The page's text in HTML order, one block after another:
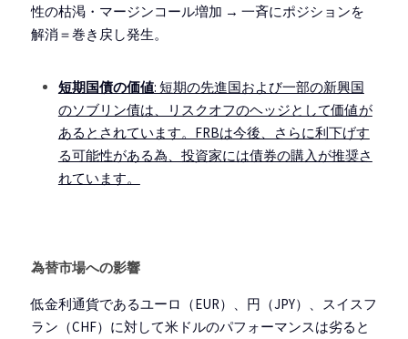
性の枯渇・マージンコール増加 → 一斉にポジションを
解消＝巻き戻し発生。
短期国債の価値: 短期の先進国および一部の新興国
のソブリン債は、リスクオフのヘッジとして価値が
あるとされています。FRBは今後、さらに利下げす
る可能性がある為、投資家には債券の購入が推奨さ
れています。
為替市場への影響
低金利通貨であるユーロ（EUR）、円（JPY）、スイスフ
ラン（CHF）に対して米ドルのパフォーマンスは劣ると